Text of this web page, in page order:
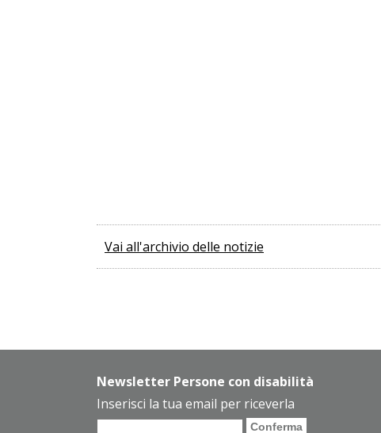
Vai all'archivio delle notizie
Newsletter Persone con disabilità
Inserisci la tua email per riceverla